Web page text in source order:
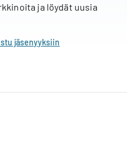
ja löydät uusia
jäsenyyksiin